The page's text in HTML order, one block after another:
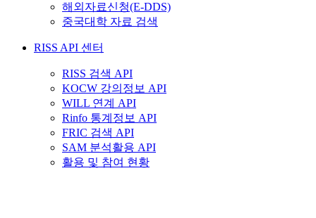
해외자료신청(E-DDS)
중국대학 자료 검색
RISS API 센터
RISS 검색 API
KOCW 강의정보 API
WILL 연계 API
Rinfo 통계정보 API
FRIC 검색 API
SAM 분석활용 API
활용 및 참여 현황